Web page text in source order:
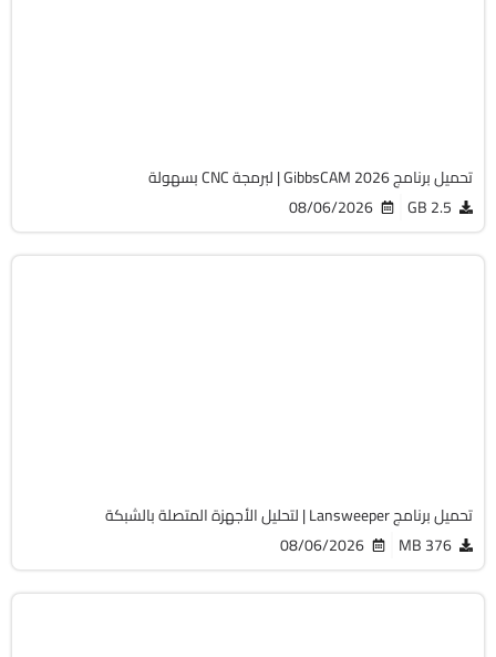
تحميل برنامج GibbsCAM 2026 | لبرمجة CNC بسهولة
2.5 GB
08/06/2026
تحميل برنامج Lansweeper | لتحليل الأجهزة المتصلة بالشبكة
376 MB
08/06/2026